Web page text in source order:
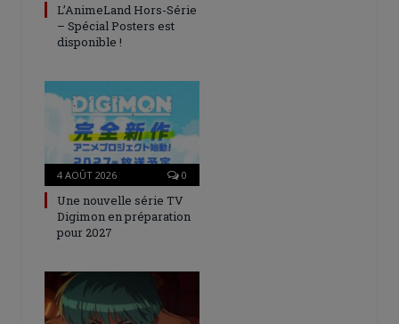
L’AnimeLand Hors-Série
– Spécial Posters est
disponible !
4 AOÛT 2026 0
Une nouvelle série TV
Digimon en préparation
pour 2027